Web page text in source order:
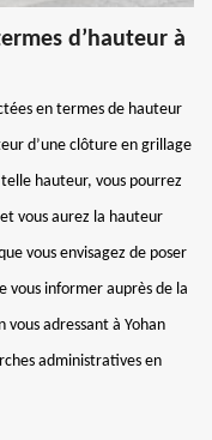
d’hauteur à
en termes de hauteur
d’une clôture en grillage
hauteur, vous pourrez
vous aurez la hauteur
vous envisagez de poser
vous informer auprès de la
adressant à Yohan
administratives en